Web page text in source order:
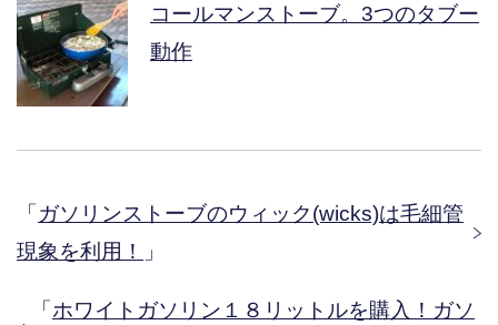
コールマンストーブ。3つのタブー
動作
「 ガソリンストーブのウィック(wicks)は毛細管
現象を利用！
」
「 ホワイトガソリン１８リットルを購入！ガソ